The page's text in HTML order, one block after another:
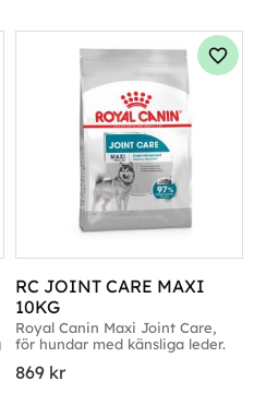
till i favoriter
RC JOINT CARE MAXI
10KG
Royal Canin Maxi Joint Care,
för hundar med känsliga leder.
869 kr